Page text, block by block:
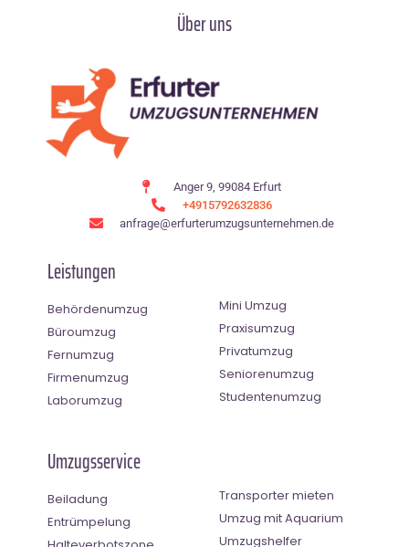
Über uns
Anger 9, 99084 Erfurt
+4915792632836
anfrage@erfurterumzugsunternehmen.de
Leistungen
Behördenumzug
Büroumzug
Fernumzug
Firmenumzug
Laborumzug
Mini Umzug
Praxisumzug
Privatumzug
Seniorenumzug
Studentenumzug
Umzugsservice
Beiladung
Entrümpelung
Transporter mieten
Umzug mit Aquarium
Umzugshelfer